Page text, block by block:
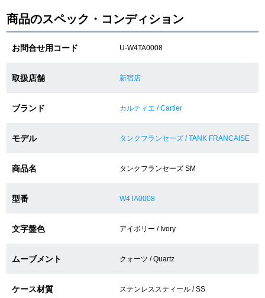
保証・アフターサービス
腕時計サイズ調整サービス
店舗受け取りサービス
店舗取り寄せサービス
商品のスペック・コンディション
お問合せ用コード U-W4TA0008
取扱店舗 新宿店
ブランド カルティエ / Cartier
モデル タンクフランセーズ / TANK FRANCAISE
商品名 タンクフランセーズ SM
型番 W4TA0008
文字盤色 アイボリー / Ivory
ムーブメント クォーツ / Quartz
ケース材質 ステンレススティール / SS